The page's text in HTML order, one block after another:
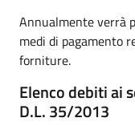
Annualmente verrà
medi di pagamento
forniture.
Elenco debiti ai
D.L. 35/2013